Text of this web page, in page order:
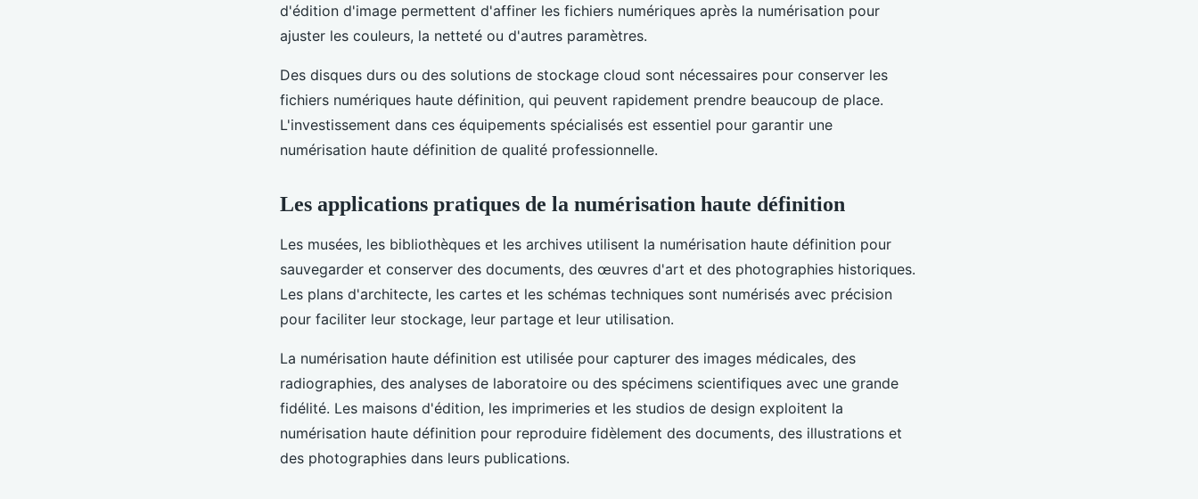
d'édition d'image permettent d'affiner les fichiers numériques après la numérisation pour
ajuster les couleurs, la netteté ou d'autres paramètres.
Des disques durs ou des solutions de stockage cloud sont nécessaires pour conserver les
fichiers numériques haute définition, qui peuvent rapidement prendre beaucoup de place.
L'investissement dans ces équipements spécialisés est essentiel pour garantir une
numérisation haute définition de qualité professionnelle.
Les applications pratiques de la numérisation haute définition
Les musées, les bibliothèques et les archives utilisent la numérisation haute définition pour
sauvegarder et conserver des documents, des œuvres d'art et des photographies historiques.
Les plans d'architecte, les cartes et les schémas techniques sont numérisés avec précision
pour faciliter leur stockage, leur partage et leur utilisation.
La numérisation haute définition est utilisée pour capturer des images médicales, des
radiographies, des analyses de laboratoire ou des spécimens scientifiques avec une grande
fidélité. Les maisons d'édition, les imprimeries et les studios de design exploitent la
numérisation haute définition pour reproduire fidèlement des documents, des illustrations et
des photographies dans leurs publications.